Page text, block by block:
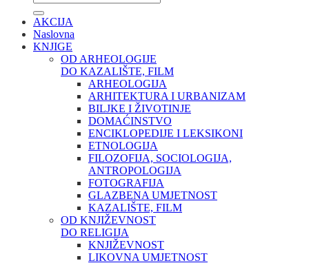
AKCIJA
Naslovna
KNJIGE
OD ARHEOLOGIJE
DO KAZALIŠTE, FILM
ARHEOLOGIJA
ARHITEKTURA I URBANIZAM
BILJKE I ŽIVOTINJE
DOMAĆINSTVO
ENCIKLOPEDIJE I LEKSIKONI
ETNOLOGIJA
FILOZOFIJA, SOCIOLOGIJA,
ANTROPOLOGIJA
FOTOGRAFIJA
GLAZBENA UMJETNOST
KAZALIŠTE, FILM
OD KNJIŽEVNOST
DO RELIGIJA
KNJIŽEVNOST
LIKOVNA UMJETNOST